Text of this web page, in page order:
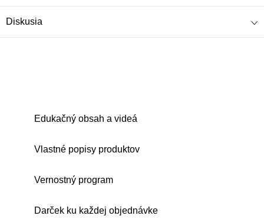
Diskusia
Edukačný obsah a videá
Vlastné popisy produktov
Vernostný program
Darček ku každej objednávke